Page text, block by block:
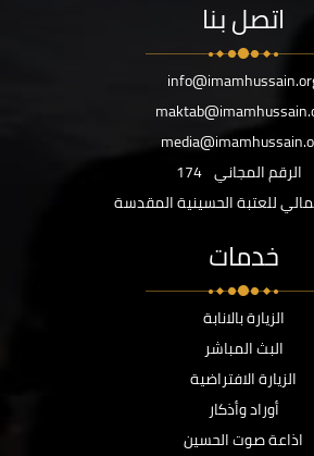
اتصل بنا
الرقم المجاني 174
للعتبة الحسينية المقدسة
خدمات
الزيارة بالانابة
البث المباشر
الزيارة الافتراضية
أوراد وأذكار
اذاعة صوت الحسين